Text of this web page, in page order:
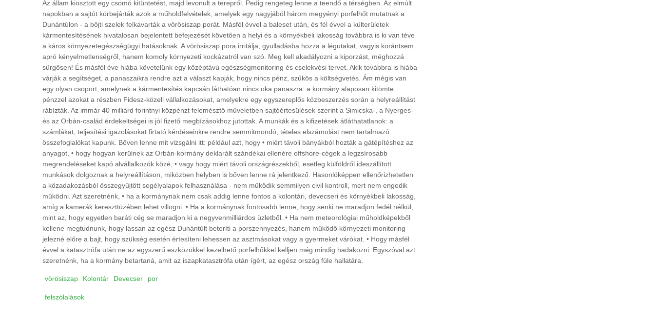
Az állam kiosztott egy csomó kitüntetést, majd levonult a terepről. Pedig rengeteg lenne a teendő a térségben. Az elmúlt
napokban a sajtót körbejárták azok a műholdfelvételek, amelyek egy nagyjából három megyényi porfelhőt mutatnak a
Dunántúlon - a böjti szelek felkavarták a vörösiszap porát. Másfél évvel a baleset után, és fél évvel a külterületek
kármentesítésének hivatalosan bejelentett befejezését követően a helyi és a környékbeli lakosság továbbra is ki van téve
a káros környezetegészségügyi hatásoknak. A vörösiszap pora irritálja, gyulladásba hozza a légutakat, vagyis korántsem
apró kényelmetlenségről, hanem komoly környezeti kockázatról van szó. Meg kell akadályozni a kiporzást, méghozzá
sürgősen! És másfél éve hiába követelünk egy középtávú egészségmonitoring és cselekvési tervet. Akik továbbra is hiába
várják a segítséget, a panaszaikra rendre azt a választ kapják, hogy nincs pénz, szűkös a költségvetés. Ám mégis van
egy olyan csoport, amelynek a kármentesítés kapcsán láthatóan nincs oka panaszra: a kormány alaposan kitömte
pénzzel azokat a részben Fidesz-közeli vállalkozásokat, amelyekre egy egyszereplős közbeszerzés során a helyreállítást
rábízták. Az immár 40 milliárd forintnyi közpénzt felemésztő műveletben sajtóértesülések szerint a Simicska-, a Nyerges-
és az Orbán-család érdekeltségei is jól fizető megbízásokhoz jutottak. A munkák és a kifizetések átláthatatlanok: a
számlákat, teljesítési igazolásokat firtató kérdéseinkre rendre semmitmondó, tételes elszámolást nem tartalmazó
összefoglalókat kapunk. Bőven lenne mit vizsgálni itt: például azt, hogy • miért távoli bányákból hozták a gátépítéshez az
anyagot, • hogy hogyan kerülnek az Orbán-kormány deklarált szándékai ellenére offshore-cégek a legzsírosabb
megrendeléseket kapó alvállalkozók közé, • vagy hogy miért távoli országrészekből, esetleg külföldről ideszállított
munkások dolgoznak a helyreállításon, miközben helyben is bőven lenne rá jelentkező. Hasonlóképpen ellenőrizhetetlen
a közadakozásból összegyűjtött segélyalapok felhasználása - nem működik semmilyen civil kontroll, mert nem engedik
működni. Azt szeretnénk, • ha a kormánynak nem csak addig lenne fontos a kolontári, devecseri és környékbeli lakosság,
amíg a kamerák kereszttüzében lehet villogni. • Ha a kormánynak fontosabb lenne, hogy senki ne maradjon fedél nélkül,
mint az, hogy egyetlen baráti cég se maradjon ki a negyvenmilliárdos üzletből. • Ha nem meteorológiai műholdképekből
kellene megtudnunk, hogy lassan az egész Dunántúlt beteríti a porszennyezés, hanem működő környezeti monitoring
jelezné előre a bajt, hogy szükség esetén értesíteni lehessen az asztmásokat vagy a gyermeket várókat. • Hogy másfél
évvel a katasztrófa után ne az egyszerű eszközökkel kezelhető porfelhőkkel kelljen még mindig hadakozni. Egyszóval azt
szeretnénk, ha a kormány betartaná, amit az iszapkatasztrófa után ígért, az egész ország füle hallatára.
vörösiszap Kolontár Devecser por
felszólalások